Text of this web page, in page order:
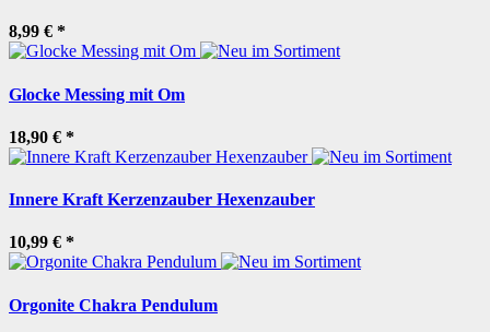
8,99 € *
Glocke Messing mit Om
18,90 € *
Innere Kraft Kerzenzauber Hexenzauber
10,99 € *
Orgonite Chakra Pendulum